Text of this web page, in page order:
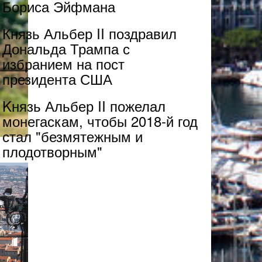
Бориса Эйфмана
Князь Альбер II поздравил
Дональда Трампа с
избранием на пост
президента США
Kнязь Альбер II пожелал
монегаскам, чтобы 2018-й год
стал "безмятежным и
плодотворным"